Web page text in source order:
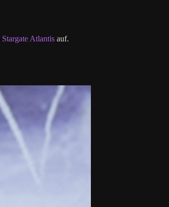
Stargate Atlantis auf.